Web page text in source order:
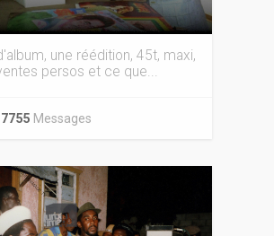
une réédition, 45t, maxi,
persos et ce que...
7755Messages